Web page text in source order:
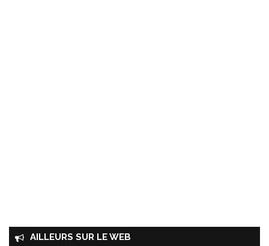
AILLEURS SUR LE WEB